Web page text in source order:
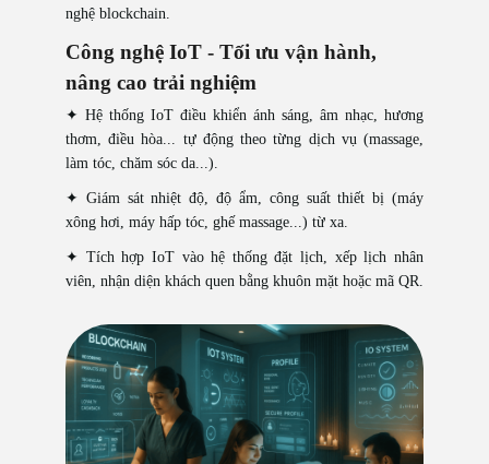
nghệ blockchain.
Công nghệ IoT - Tối ưu vận hành,
nâng cao trải nghiệm
✦ Hệ thống IoT điều khiển ánh sáng, âm nhạc, hương
thơm, điều hòa... tự động theo từng dịch vụ (massage,
làm tóc, chăm sóc da...).
✦ Giám sát nhiệt độ, độ ẩm, công suất thiết bị (máy
xông hơi, máy hấp tóc, ghế massage...) từ xa.
✦ Tích hợp IoT vào hệ thống đặt lịch, xếp lịch nhân
viên, nhận diện khách quen bằng khuôn mặt hoặc mã QR.